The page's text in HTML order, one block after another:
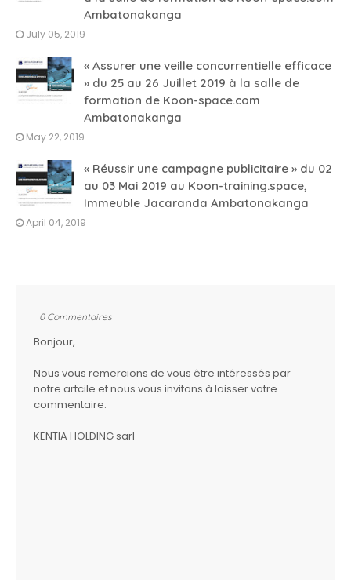
Ambatonakanga
July 05, 2019
« Assurer une veille concurrentielle efficace
» du 25 au 26 Juillet 2019 à la salle de
formation de Koon-space.com
Ambatonakanga
May 22, 2019
« Réussir une campagne publicitaire » du 02
au 03 Mai 2019 au Koon-training.space,
Immeuble Jacaranda Ambatonakanga
April 04, 2019
0 Commentaires
Bonjour,
Nous vous remercions de vous être intéressés par
notre artcile et nous vous invitons à laisser votre
commentaire.
KENTIA HOLDING sarl